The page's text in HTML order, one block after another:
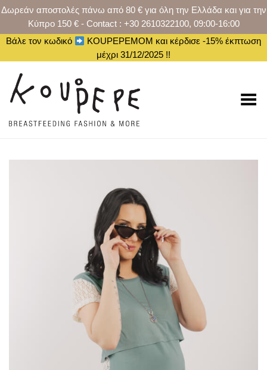
Δωρεάν αποστολές πάνω από 80 € για όλη την Ελλάδα και για την
Κύπρο 150 € - Contact : +30 2610322100, 09:00-16:00
Βάλε τον κωδικό
KOUPEPEMOM και κέρδισε -15% έκπτωση
μέχρι 31/12/2025 !!
Toggle Menu